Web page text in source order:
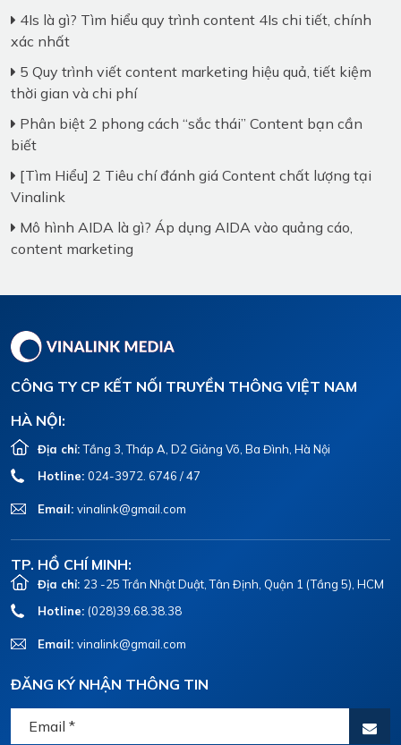
4Is là gì? Tìm hiểu quy trình content 4Is chi tiết, chính
xác nhất
5 Quy trình viết content marketing hiệu quả, tiết kiệm
thời gian và chi phí
Phân biệt 2 phong cách “sắc thái” Content bạn cần
biết
[Tìm Hiểu] 2 Tiêu chí đánh giá Content chất lượng tại
Vinalink
Mô hình AIDA là gì? Áp dụng AIDA vào quảng cáo,
content marketing
CÔNG TY CP KẾT NỐI TRUYỀN THÔNG VIỆT NAM
HÀ NỘI:
Địa chỉ:Tầng 3, Tháp A, D2 Giảng Võ, Ba Đình, Hà Nội
Hotline: 024-3972. 6746 / 47
Email: vinalink@gmail.com
TP. HỒ CHÍ MINH:
Địa chỉ: 23 -25 Trần Nhật Duật, Tân Định, Quận 1 (Tầng 5), HCM
Hotline: (028)39.68.38.38
Email: vinalink@gmail.com
ĐĂNG KÝ NHẬN THÔNG TIN